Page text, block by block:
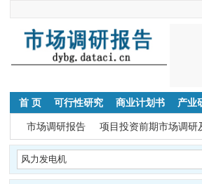
首 页 可行性研究 商业计划书 产业
市场调研报告 项目投资前期市场调研